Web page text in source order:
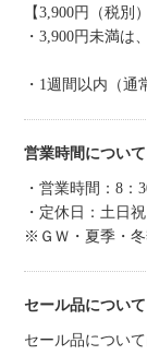
【3,900円（税別
・3,900円未満は
・1週間以内（通
営業時間について
・営業時間：8：
・定休日：土日祝
※ＧＷ・夏季・
セール品について
セール品につい